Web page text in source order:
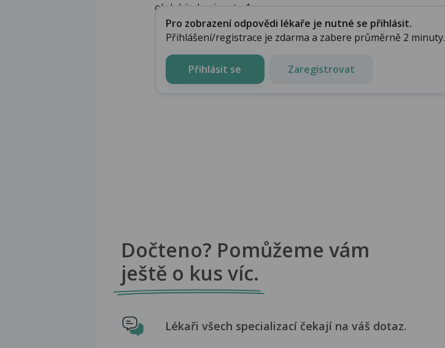
období v horizontu 1...
Pro zobrazení odpovědi lékaře je nutné se přihlásit.
Přihlášení/registrace je zdarma a zabere průměrně 2 minuty.
Přihlásit se Zaregistrovat
Dočteno? Pomůžeme vám
ještě o kus víc.
Lékaři všech specializací čekají na váš dotaz.